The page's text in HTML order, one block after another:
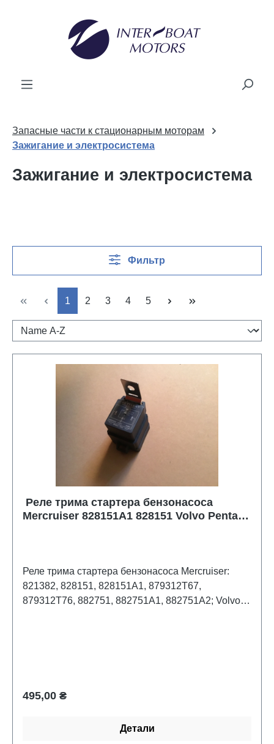
Запасные части к стационарным моторам
Зажигание и электросистема
Зажигание и электросистема
Фильтр
Страница
1 Страница
2 Страница
3 Страница
4 Страница
5
Реле трима стартера бензонасоса
Mercruiser 828151A1 828151 Volvo Penta
Реле трима стартера бензонасоса Mercruiser:
821382, 828151, 828151A1, 879312T67,
879312T76, 882751, 882751A1, 882751A2; Volvo:
Обычная цена:
495,00 ₴
Детали